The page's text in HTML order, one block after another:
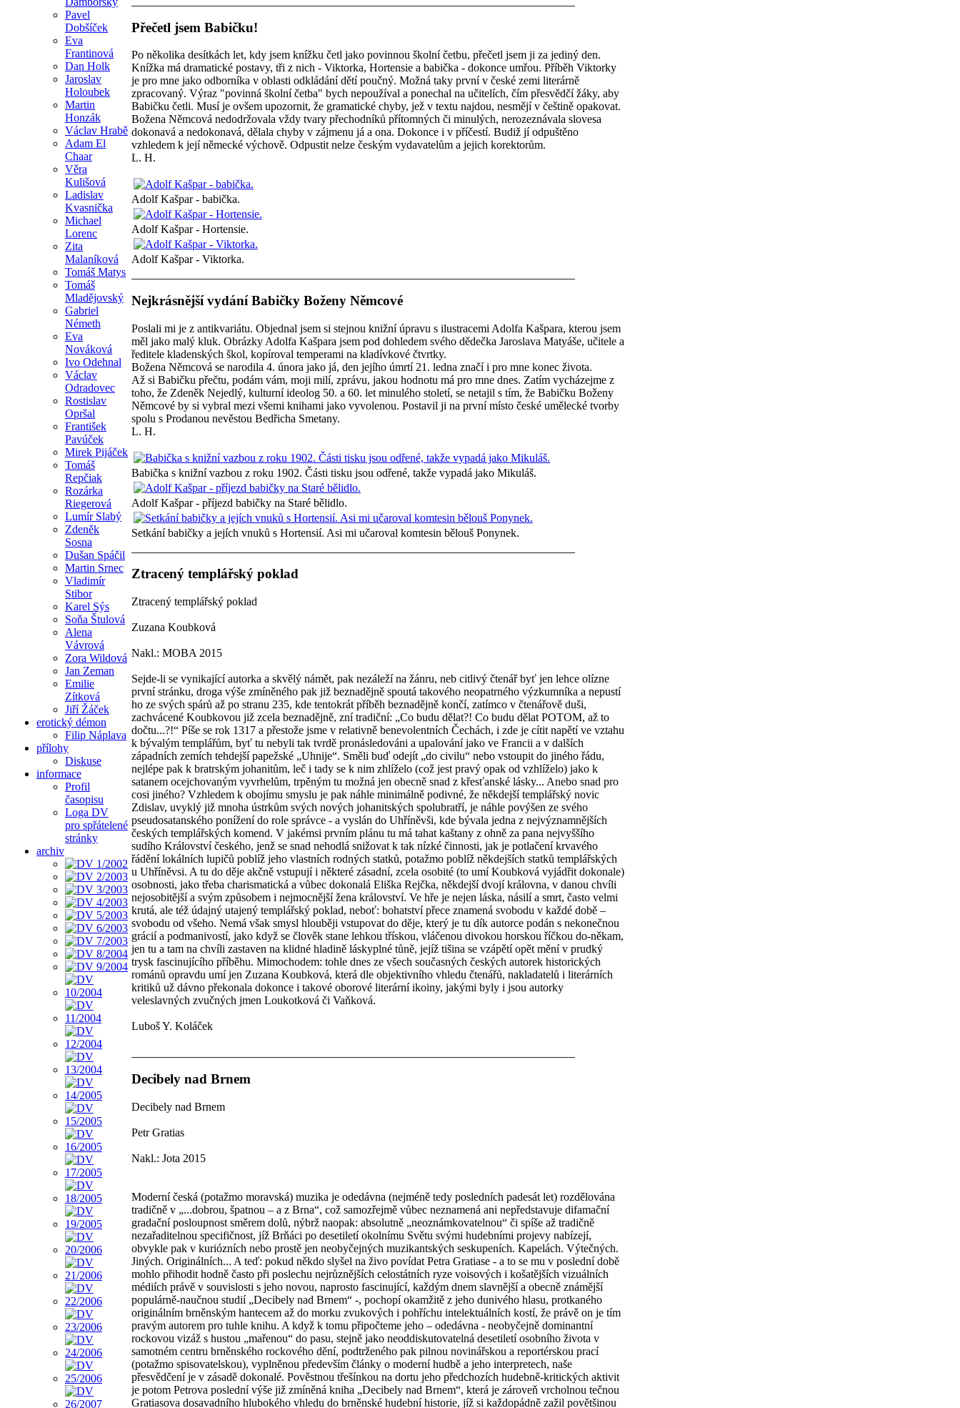
Pavel
Dobšíček
Eva
Frantinová
Dan Holk
Jaroslav
Holoubek
Martin
Honzák
Václav Hrabě
Adam El
Chaar
Věra
Kulišová
Ladislav
Kvasnička
Michael
Lorenc
Zita
Malaníková
Tomáš Matys
Tomáš
Mladějovský
Gabriel
Németh
Eva
Nováková
Ivo Odehnal
Václav
Odradovec
Rostislav
Opršal
František
Pavúček
Mirek Pijáček
Tomáš
Repčiak
Rozárka
Riegerová
Lumír Slabý
Zdeněk
Sosna
Dušan Spáčil
Martin Srnec
Vladimír
Stibor
Karel Sýs
Soňa Štulová
Alena
Vávrová
Zora Wildová
Jan Zeman
Emilie
Zítková
Jiří Žáček
erotický démon
Filip Náplava
přílohy
Diskuse
informace
Profil
časopisu
Loga DV
pro spřátelené
stránky
archiv
Přečetl jsem Babičku!
Po několika desítkách let, kdy jsem knížku četl jako povinnou školní četbu, přečetl jsem ji za jediný den.
Knížka má dramatické postavy, tři z nich - Viktorka, Hortensie a babička - dokonce umřou. Příběh Viktorky
je pro mne jako odborníka v oblasti odkládání dětí poučný. Možná taky první v české zemi literárně
zpracovaný. Výraz "povinná školní četba" bych nepoužíval a ponechal na učitelích, čím přesvědčí žáky, aby
Babičku četli. Musí je ovšem upozornit, že gramatické chyby, jež v textu najdou, nesmějí v češtině opakovat.
Božena Němcová nedodržovala vždy tvary přechodníků přítomných či minulých, nerozeznávala slovesa
dokonavá a nedokonavá, dělala chyby v zájmenu já a ona. Dokonce i v příčestí. Budiž jí odpuštěno
vzhledem k její německé výchově. Odpustit nelze českým vydavatelům a jejich korektorům.
L. H.
Adolf Kašpar - babička.
Adolf Kašpar - Hortensie.
Adolf Kašpar - Viktorka.
Nejkrásnější vydání Babičky Boženy Němcové
Poslali mi je z antikvariátu. Objednal jsem si stejnou knižní úpravu s ilustracemi Adolfa Kašpara, kterou jsem
měl jako malý kluk. Obrázky Adolfa Kašpara jsem pod dohledem svého dědečka Jaroslava Matyáše, učitele a
ředitele kladenských škol, kopíroval temperami na kladívkové čtvrtky.
Božena Němcová se narodila 4. února jako já, den jejího úmrtí 21. ledna značí i pro mne konec života.
Až si Babičku přečtu, podám vám, moji milí, zprávu, jakou hodnotu má pro mne dnes. Zatím vycházejme z
toho, že Zdeněk Nejedlý, kulturní ideolog 50. a 60. let minulého století, se netajil s tím, že Babičku Boženy
Němcové by si vybral mezi všemi knihami jako vyvolenou. Postavil ji na první místo české umělecké tvorby
spolu s Prodanou nevěstou Bedřicha Smetany.
L. H.
Babička s knižní vazbou z roku 1902. Části tisku jsou odřené, takže vypadá jako Mikuláš.
Adolf Kašpar - příjezd babičky na Staré bělidlo.
Setkání babičky a jejích vnuků s Hortensií. Asi mi učaroval komtesin bělouš Ponynek.
Ztracený templářský poklad
Ztracený templářský poklad
Zuzana Koubková
Nakl.: MOBA 2015
Sejde-li se vynikající autorka a skvělý námět, pak nezáleží na žánru, neb citlivý čtenář byť jen lehce olízne
první stránku, droga výše zmíněného pak již beznadějně spoutá takového neopatrného výzkumníka a nepustí
ho ze svých spárů až po stranu 235, kde tentokrát příběh beznadějně končí, zatímco v čtenářově duši,
zachvácené Koubkovou již zcela beznadějně, zní tradiční: „Co budu dělat?! Co budu dělat POTOM, až to
dočtu...?!“ Píše se rok 1317 a přestože jsme v relativně benevolentních Čechách, i zde je cítit napětí ve vztahu
k bývalým templářům, byť tu nebyli tak tvrdě pronásledováni a upalování jako ve Francii a v dalších
západních zemích tehdejší papežské „Uhnije“. Směli buď odejít „do civilu“ nebo vstoupit do jiného řádu,
nejlépe pak k bratrským johanitům, leč i tady se k nim zhlíželo (což jest pravý opak od vzhlíželo) jako k
satanem ocejchovaným vyvrhelům, trpěným tu možná jen obecně snad z křesťanské lásky... Anebo snad pro
cosi jiného? Vzhledem k obojímu smyslu je pak náhle minimálně podivné, že někdejší templářský novic
Zdislav, uvyklý již mnoha ústrkům svých nových johanitských spolubratří, je náhle povýšen ze svého
pseudosatanského ponížení do role správce - a vyslán do Uhříněvši, kde bývala jedna z nejvýznamnějších
českých templářských komend. V jakémsi prvním plánu tu má tahat kaštany z ohně za pana nejvyššího
sudího Království českého, jenž se snad nehodlá snižovat k tak nízké činnosti, jak je potlačení krvavého
řádění lokálních lupičů poblíž jeho vlastních rodných statků, potažmo poblíž někdejších statků templářských
u Uhříněvsi. A tu do děje akčně vstupují i některé zásadní, zcela osobité (to umí Koubková vyjádřit dokonale)
osobnosti, jako třeba charismatická a vůbec dokonalá Eliška Rejčka, někdejší dvojí královna, v danou chvíli
nejosobitější a svým způsobem i nejmocnější žena království. Ve hře je nejen láska, násilí a smrt, často velmi
krutá, ale též údajný utajený templářský poklad, neboť: bohatství přece znamená svobodu v každé době –
svobodu od všeho. Nemá však smysl hlouběji vstupovat do děje, který je tu dík autorce podán s nekonečnou
grácií a podmanivostí, jako když se člověk stane lehkou třískou, vláčenou divokou horskou říčkou do-někam,
jen tu a tam na chvíli zastaven na klidné hladině láskyplné tůně, jejíž tišina se vzápětí opět mění v prudký
trysk fascinujícího příběhu. Mimochodem: tohle dnes ze všech současných českých autorek historických
románů opravdu umí jen Zuzana Koubková, která dle objektivního vhledu čtenářů, nakladatelů i literárních
kritiků už dávno překonala dokonce i takové oborové literární ikoiny, jakými byly i jsou autorky
veleslavných zvučných jmen Loukotková či Vaňková.
Luboš Y. Koláček
Decibely nad Brnem
Decibely nad Brnem
Petr Gratias
Nakl.: Jota 2015
Moderní česká (potažmo moravská) muzika je odedávna (nejméně tedy posledních padesát let) rozdělována
tradičně v „...dobrou, špatnou – a z Brna“, což samozřejmě vůbec neznamená ani nepředstavuje difamační
gradační posloupnost směrem dolů, nýbrž naopak: absolutně „neoznámkovatelnou“ či spíše až tradičně
nezařaditelnou specifičnost, jíž Brňáci po desetiletí okolnímu Světu svými hudebními projevy nabízejí,
obvykle pak v kuriózních nebo prostě jen neobyčejných muzikantských seskupeních. Kapelách. Výtečných.
Jiných. Originálních... A teď: pokud někdo slyšel na živo povídat Petra Gratiase - a to se mu v poslední době
mohlo přihodit hodně často při poslechu nejrůznějších celostátních ryze voisových i košatějších vizuálních
médiích právě v souvislosti s jeho novou, naprosto fascinující, každým dnem slavnější a obecně známější
populárně-naučnou studií „Decibely nad Brnem“ -, pochopí okamžitě z jeho dunivého hlasu, protkaného
originálním brněnským hantecem až do morku zvukových i pohříchu intelektuálních kostí, že právě on je tím
pravým autorem pro tuhle knihu. A když k tomu připočteme jeho – odedávna - neobyčejně dominantní
rockovou vizáž s hustou „mařenou“ do pasu, stejně jako neoddiskutovatelná desetiletí osobního života v
samotném centru brněnského rockového dění, podtrženého pak pilnou novinářskou a reportérskou prací
(potažmo spisovatelskou), vyplněnou především články o moderní hudbě a jeho interpretech, naše
přesvědčení je v zásadě dokonalé. Pověstnou třešínkou na dortu jeho předchozích hudebně-kritických aktivit
je potom Petrova poslední výše již zmíněná kniha „Decibely nad Brnem“, která je zároveň vrcholnou tečnou
Gratiasova dosavadního hlubokého vhledu do brněnské hudební historie, jíž si každopádně zažil povětšinou